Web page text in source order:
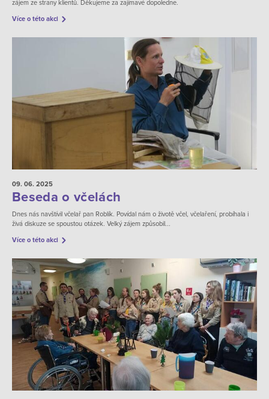
zájem ze strany klientů. Děkujeme za zajímavé dopoledne.
Více o této akci
09. 06. 2025
Beseda o včelách
Dnes nás navštívil včelař pan Roblík. Povídal nám o životě včel, včelaření, probíhala i
živá diskuze se spoustou otázek. Velký zájem způsobil...
Více o této akci